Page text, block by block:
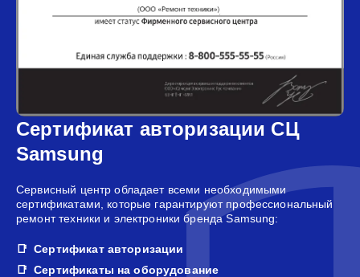
Сертификат авторизации СЦ
Samsung
Сервисный центр обладает всеми необходимыми
сертификатами, которые гарантируют профессиональный
ремонт техники и электроники бренда Samsung:
Сертификат авторизации
Сертификаты на оборудование